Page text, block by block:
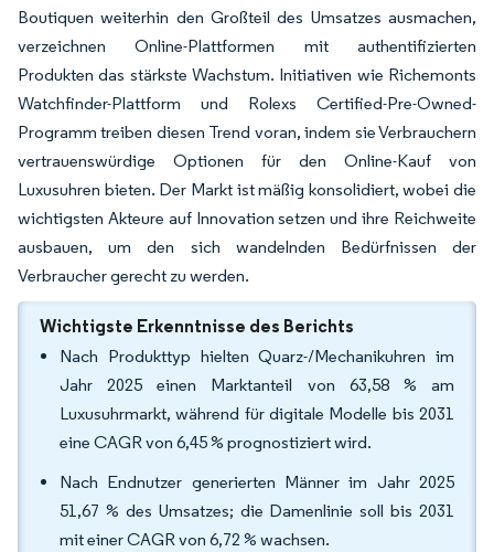
Boutiquen weiterhin den Großteil des Umsatzes ausmachen,
verzeichnen Online-Plattformen mit authentifizierten
Produkten das stärkste Wachstum. Initiativen wie Richemonts
Watchfinder-Plattform und Rolexs Certified-Pre-Owned-
Programm treiben diesen Trend voran, indem sie Verbrauchern
vertrauenswürdige Optionen für den Online-Kauf von
Luxusuhren bieten. Der Markt ist mäßig konsolidiert, wobei die
wichtigsten Akteure auf Innovation setzen und ihre Reichweite
ausbauen, um den sich wandelnden Bedürfnissen der
Verbraucher gerecht zu werden.
Wichtigste Erkenntnisse des Berichts
Nach Produkttyp hielten Quarz-/Mechanikuhren im
Jahr 2025 einen Marktanteil von 63,58 % am
Luxusuhrmarkt, während für digitale Modelle bis 2031
eine CAGR von 6,45 % prognostiziert wird.
Nach Endnutzer generierten Männer im Jahr 2025
51,67 % des Umsatzes; die Damenlinie soll bis 2031
mit einer CAGR von 6,72 % wachsen.